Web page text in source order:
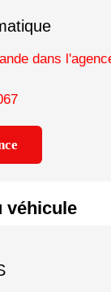
dans
véhicule